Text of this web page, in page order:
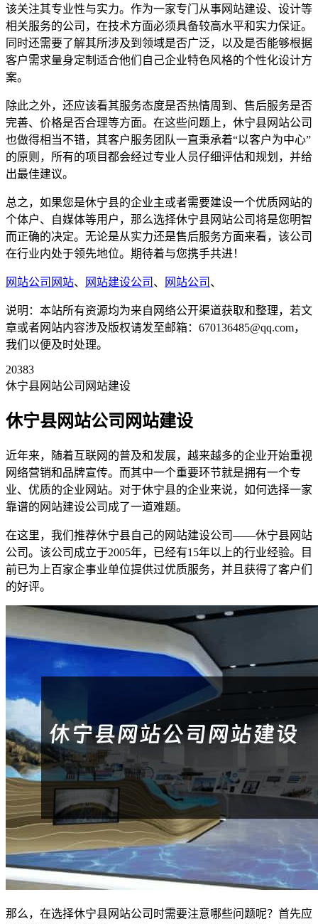
该关注其专业性与实力。作为一家专门从事网站建设、设计等
相关服务的公司，在技术方面必须具备较高水平和实力保证。
同时还需要了解其所涉及到领域是否广泛，以及是否能够根据
客户需求量身定制适合他们自己企业特色风格的个性化设计方
案。
除此之外，还应该看其服务态度是否热情周到、售后服务是否
完善、价格是否合理等方面。在这些问题上，休宁县网站公司
也做得相当不错，其客户服务团队一直秉承着“以客户为中心”
的原则，所有的项目都会经过专业人员仔细评估和规划，并给
出最佳建议。
总之，如果您是休宁县的企业主或者需要建设一个优质网站的
个体户、自媒体等用户，那么选择休宁县网站公司将是您明智
而正确的决定。无论是从实力还是售后服务方面来看，该公司
在行业内处于领先地位。期待着与您携手共进！
网站公司网站、 网站建设公司 、 网站公司 、
说明：本站所有资源均为来自网络公开渠道获取和整理，若文
章或者网站内容涉及版权请发至邮箱：670136485@qq.com，
我们以便及时处理。
20383
休宁县网站公司网站建设
休宁县网站公司网站建设
近年来，随着互联网的普及和发展，越来越多的企业开始重视
网络营销和品牌宣传。而其中一个重要环节就是拥有一个专
业、优质的企业网站。对于休宁县的企业来说，如何选择一家
靠谱的网站建设公司成了一道难题。
在这里，我们推荐休宁县自己的网站建设公司——休宁县网站
公司。该公司成立于2005年，已经有15年以上的行业经验。目
前已为上百家企事业单位提供过优质服务，并且获得了客户们
的好评。
那么，在选择休宁县网站公司时需要注意哪些问题呢？首先应